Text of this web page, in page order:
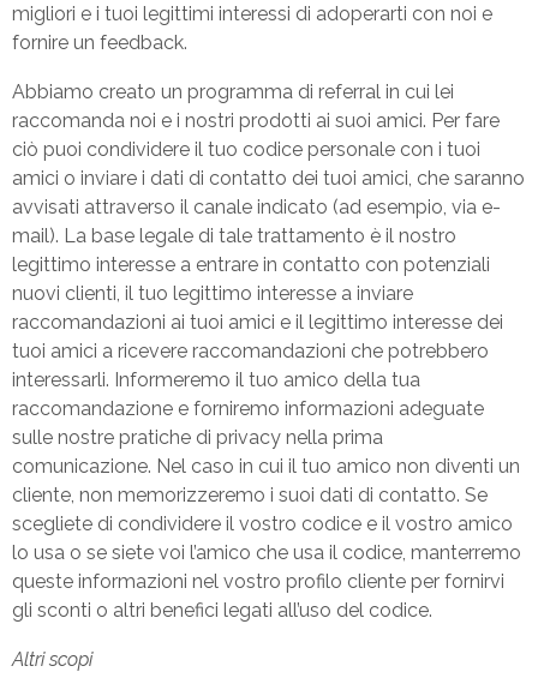
migliori e i tuoi legittimi interessi di adoperarti con noi e
fornire un feedback.
Abbiamo creato un programma di referral in cui lei
raccomanda noi e i nostri prodotti ai suoi amici. Per fare
ciò puoi condividere il tuo codice personale con i tuoi
amici o inviare i dati di contatto dei tuoi amici, che saranno
avvisati attraverso il canale indicato (ad esempio, via e-
mail). La base legale di tale trattamento è il nostro
legittimo interesse a entrare in contatto con potenziali
nuovi clienti, il tuo legittimo interesse a inviare
raccomandazioni ai tuoi amici e il legittimo interesse dei
tuoi amici a ricevere raccomandazioni che potrebbero
interessarli. Informeremo il tuo amico della tua
raccomandazione e forniremo informazioni adeguate
sulle nostre pratiche di privacy nella prima
comunicazione. Nel caso in cui il tuo amico non diventi un
cliente, non memorizzeremo i suoi dati di contatto. Se
scegliete di condividere il vostro codice e il vostro amico
lo usa o se siete voi l’amico che usa il codice, manterremo
queste informazioni nel vostro profilo cliente per fornirvi
gli sconti o altri benefici legati all’uso del codice.
Altri scopi